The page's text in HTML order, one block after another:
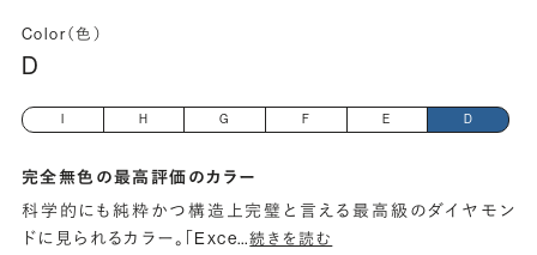
Color（色）
D
H G F E D
完全無色の最高評価のカラー
科学的にも純粋かつ構造上完璧と言える最高級のダイヤモン
ドに見られるカラー。「Exce…続きを読む